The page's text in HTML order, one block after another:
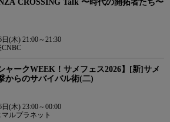
CROSSING Talk 〜時代の開拓者たち〜
日(木) 21:00～21:30
CNBC
ャークWEEK！サメフェス2026】[新]サメ
からのサバイバル術(二)
日(木) 23:00～00:00
マルプラネット